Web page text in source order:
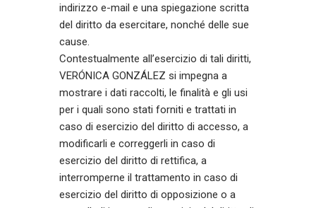
indirizzo e-mail e una spiegazione scritta
del diritto da esercitare, nonché delle sue
cause.
Contestualmente all’esercizio di tali diritti,
VERÓNICA GONZÁLEZ si impegna a
mostrare i dati raccolti, le finalità e gli usi
per i quali sono stati forniti e trattati in
caso di esercizio del diritto di accesso, a
modificarli e correggerli in caso di
esercizio del diritto di rettifica, a
interromperne il trattamento in caso di
esercizio del diritto di opposizione o a